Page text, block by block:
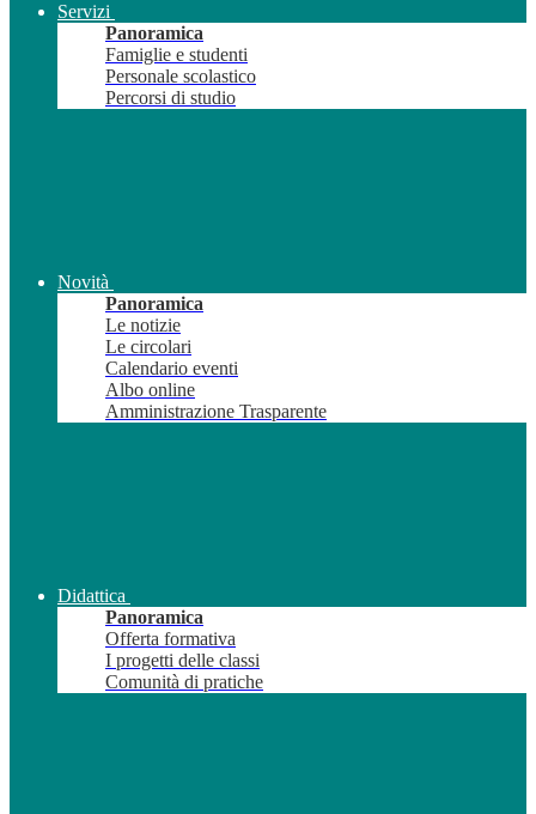
Servizi
Panoramica
Famiglie e studenti
Personale scolastico
Percorsi di studio
Novità
Panoramica
Le notizie
Le circolari
Calendario eventi
Albo online
Amministrazione Trasparente
Didattica
Panoramica
Offerta formativa
I progetti delle classi
Comunità di pratiche